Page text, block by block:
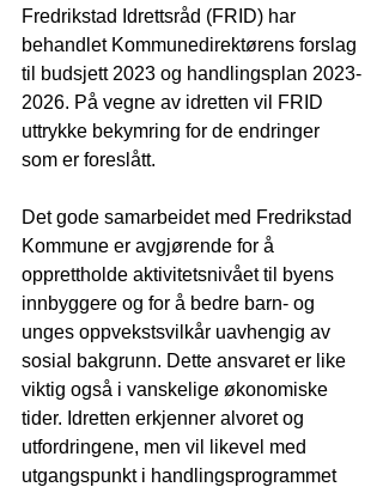
Fredrikstad Idrettsråd (FRID) har
behandlet Kommunedirektørens forslag
til budsjett 2023 og handlingsplan 2023-
2026. På vegne av idretten vil FRID
uttrykke bekymring for de endringer
som er foreslått.
Det gode samarbeidet med Fredrikstad
Kommune er avgjørende for å
opprettholde aktivitetsnivået til byens
innbyggere og for å bedre barn- og
unges oppvekstsvilkår uavhengig av
sosial bakgrunn. Dette ansvaret er like
viktig også i vanskelige økonomiske
tider. Idretten erkjenner alvoret og
utfordringene, men vil likevel med
utgangspunkt i handlingsprogrammet